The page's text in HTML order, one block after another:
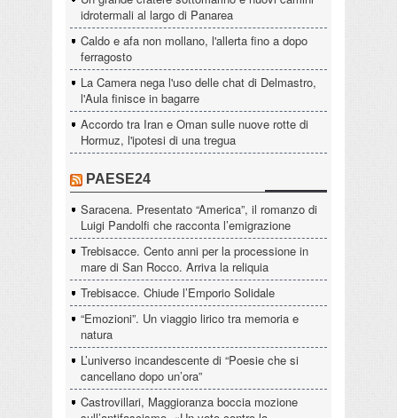
idrotermali al largo di Panarea
Caldo e afa non mollano, l'allerta fino a dopo
ferragosto
La Camera nega l'uso delle chat di Delmastro,
l'Aula finisce in bagarre
Accordo tra Iran e Oman sulle nuove rotte di
Hormuz, l'ipotesi di una tregua
PAESE24
Saracena. Presentato “America”, il romanzo di
Luigi Pandolfi che racconta l’emigrazione
Trebisacce. Cento anni per la processione in
mare di San Rocco. Arriva la reliquia
Trebisacce. Chiude l’Emporio Solidale
“Emozioni”. Un viaggio lirico tra memoria e
natura
L’universo incandescente di “Poesie che si
cancellano dopo un’ora”
Castrovillari, Maggioranza boccia mozione